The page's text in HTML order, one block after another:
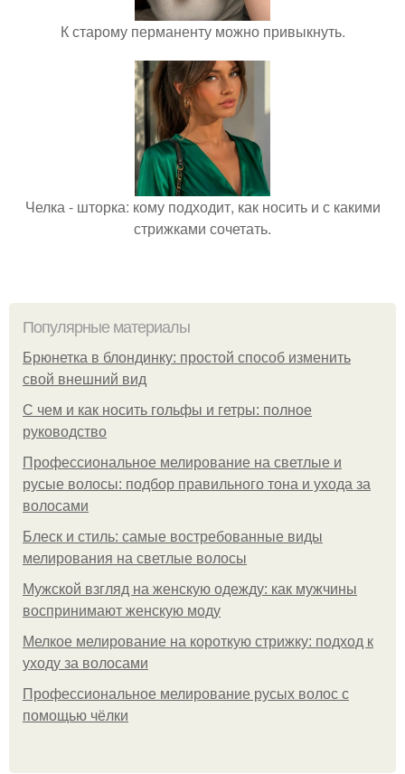
К старому перманенту можно привыкнуть.
Челка - шторка: кому подходит, как носить и с какими
стрижками сочетать.
Популярные материалы
Брюнетка в блондинку: простой способ изменить
свой внешний вид
С чем и как носить гольфы и гетры: полное
руководство
Профессиональное мелирование на светлые и
русые волосы: подбор правильного тона и ухода за
волосами
Блеск и стиль: самые востребованные виды
мелирования на светлые волосы
Мужской взгляд на женскую одежду: как мужчины
воспринимают женскую моду
Мелкое мелирование на короткую стрижку: подход к
уходу за волосами
Профессиональное мелирование русых волос с
помощью чёлки